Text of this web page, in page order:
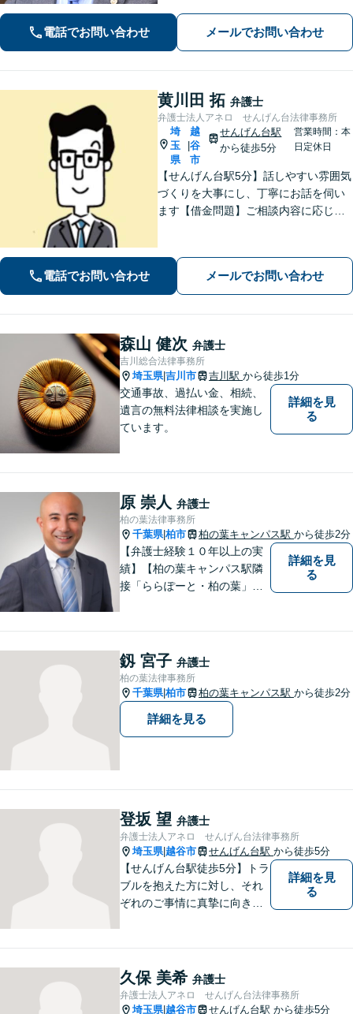
ずご相談ください【完全個室】【せん
げん台駅より徒歩5分】
電話でお問い合わせ メールでお問い合わせ
黄川田 拓 弁護士
弁護士法人アネロ せんげん台法律事務所
埼
玉
県
|
越
谷
市
せんげん台駅
から徒歩5分
営業時間：本
日定休日
【せんげん台駅5分】話しやすい雰囲気
づくりを大事にし、丁寧にお話を伺い
ます【借金問題】ご相談内容に応じて
勤務経験を活かし、相談者さま目線に
立った的確なアドバイスを【初回相談
無料】
電話でお問い合わせ メールでお問い合わせ
森山 健次 弁護士
吉川総合法律事務所
埼玉県|吉川市 吉川駅 から徒歩1分
交通事故、過払い金、相続、
遺言の無料法律相談を実施し
ています。
詳細を見
る
原 崇人 弁護士
柏の葉法律事務所
千葉県|柏市 柏の葉キャンパス駅 から徒歩2分
【弁護士経験１０年以上の実
績】【柏の葉キャンパス駅隣
接「ららぽーと・柏の葉」
詳細を見
る
釼 宮子 弁護士
柏の葉法律事務所
千葉県|柏市 柏の葉キャンパス駅 から徒歩2分
詳細を見る
登坂 望 弁護士
弁護士法人アネロ せんげん台法律事務所
埼玉県|越谷市 せんげん台駅 から徒歩5分
【せんげん台駅徒歩5分】トラ
ブルを抱えた方に対し、それ
ぞれのご事情に真摯に向き合
金、 労働、企業法務など、多
岐に渡る分野に精通していま
す。お困りごとはお気軽にご
詳細を見
る
久保 美希 弁護士
弁護士法人アネロ せんげん台法律事務所
埼玉県|越谷市 せんげん台駅 から徒歩5分